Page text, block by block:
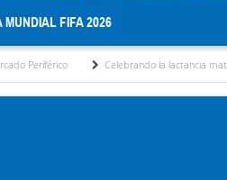
MUNDIAL FIFA 2026
Celebrando la lactancia materna: Un